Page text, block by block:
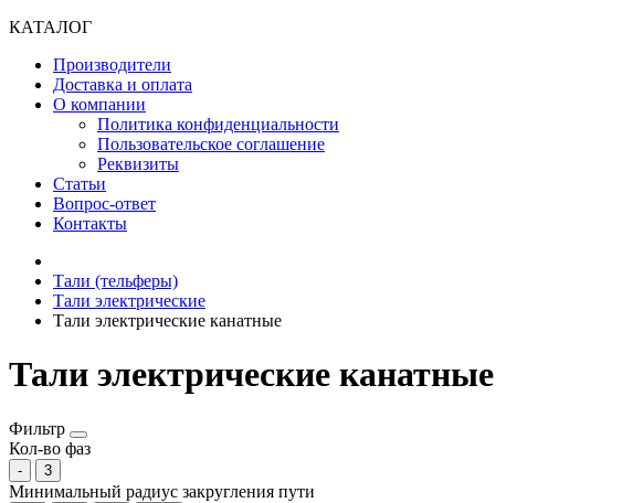
КАТАЛОГ
Производители
Доставка и оплата
О компании
Политика конфиденциальности
Пользовательское соглашение
Реквизиты
Статьи
Вопрос-ответ
Контакты
Тали (тельферы)
Тали электрические
Тали электрические канатные
Тали электрические канатные
Фильтр
Кол-во фаз
- 3
Минимальный радиус закругления пути